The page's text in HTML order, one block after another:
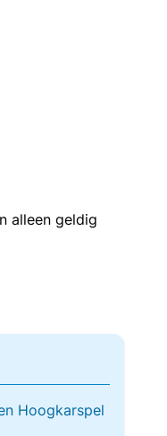
alleen geldig
Hoogkarspel